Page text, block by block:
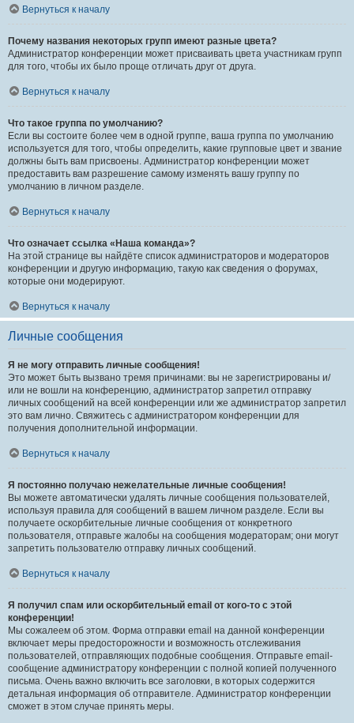
Вернуться к началу
Почему названия некоторых групп имеют разные цвета?
Администратор конференции может присваивать цвета участникам групп
для того, чтобы их было проще отличать друг от друга.
Вернуться к началу
Что такое группа по умолчанию?
Если вы состоите более чем в одной группе, ваша группа по умолчанию
используется для того, чтобы определить, какие групповые цвет и звание
должны быть вам присвоены. Администратор конференции может
предоставить вам разрешение самому изменять вашу группу по
умолчанию в личном разделе.
Вернуться к началу
Что означает ссылка «Наша команда»?
На этой странице вы найдёте список администраторов и модераторов
конференции и другую информацию, такую как сведения о форумах,
которые они модерируют.
Вернуться к началу
Личные сообщения
Я не могу отправить личные сообщения!
Это может быть вызвано тремя причинами: вы не зарегистрированы и/
или не вошли на конференцию, администратор запретил отправку
личных сообщений на всей конференции или же администратор запретил
это вам лично. Свяжитесь с администратором конференции для
получения дополнительной информации.
Вернуться к началу
Я постоянно получаю нежелательные личные сообщения!
Вы можете автоматически удалять личные сообщения пользователей,
используя правила для сообщений в вашем личном разделе. Если вы
получаете оскорбительные личные сообщения от конкретного
пользователя, отправьте жалобы на сообщения модераторам; они могут
запретить пользователю отправку личных сообщений.
Вернуться к началу
Я получил спам или оскорбительный email от кого-то с этой
конференции!
Мы сожалеем об этом. Форма отправки email на данной конференции
включает меры предосторожности и возможность отслеживания
пользователей, отправляющих подобные сообщения. Отправьте email-
сообщение администратору конференции с полной копией полученного
письма. Очень важно включить все заголовки, в которых содержится
детальная информация об отправителе. Администратор конференции
сможет в этом случае принять меры.